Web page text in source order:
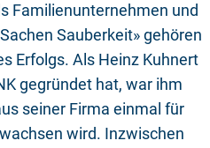
Familienunternehmen und
Sauberkeit» gehören
Erfolgs. Als Heinz Kuhnert
gegründet hat, war ihm
seiner Firma einmal für
wird. Inzwischen